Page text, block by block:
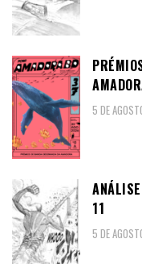
5 DE
11
5 DE